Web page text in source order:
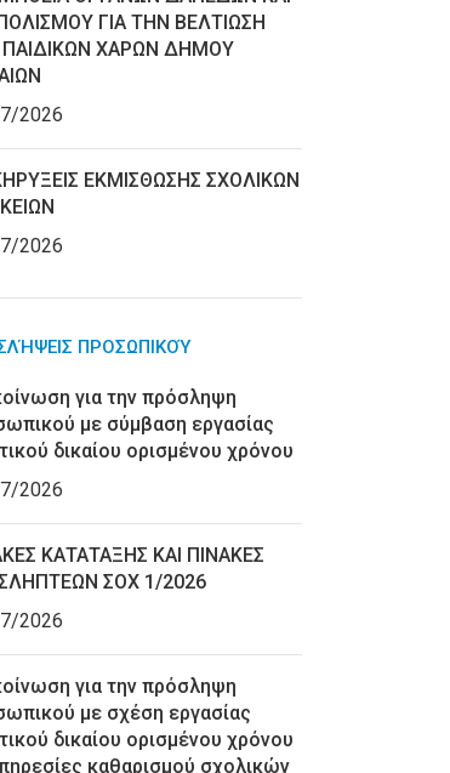
ΓΙΑ ΤΗΝ ΒΕΛΤΙΩΣΗ
ΧΑΡΩΝ ΔΗΜΟΥ
2026
ΕΚΜΙΣΘΩΣΗΣ ΣΧΟΛΙΚΩΝ
2026
ΠΡΟΣΩΠΙΚΟΎ
για την πρόσληψη
με σύμβαση εργασίας
δικαίου ορισμένου χρόνου
2026
ΚΑΤΑΤΑΞΗΣ ΚΑΙ ΠΙΝΑΚΕΣ
ΣΟΧ 1/2026
2026
για την πρόσληψη
με σχέση εργασίας
δικαίου ορισμένου χρόνου
καθαρισμού σχολικών